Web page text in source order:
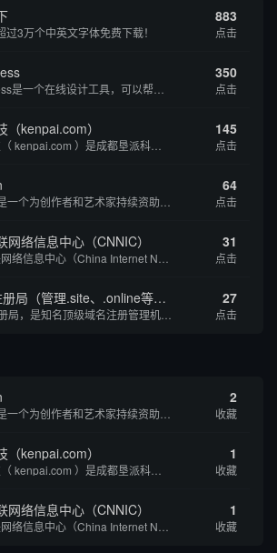
过3万个中英文字体免费下载！
883
点击
350
点击
（kenpai.com） 145
点击
64
点击
网络信息中心（CNNIC） 31
点击
Radix注册局（管理.site、.online等顶级域名） 27
点击
2
收藏
（kenpai.com） 1
收藏
网络信息中心（CNNIC） 1
收藏